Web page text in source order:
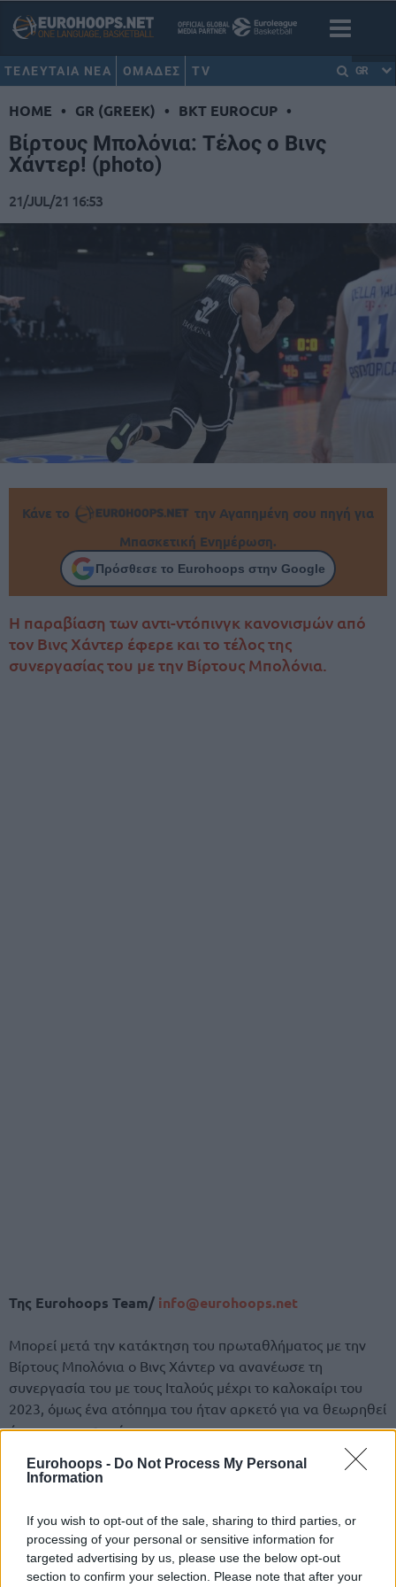
Eurohoops - Do Not Process My Personal
Information
If you wish to opt-out of the sale, sharing to third parties, or
processing of your personal or sensitive information for
targeted advertising by us, please use the below opt-out
section to confirm your selection. Please note that after your
ΤΕΛΕΥΤΑΙΑ ΝΕΑ ΟΜΑΔΕΣ TV GR
HOME • GR (GREEK) • BKT EUROCUP •
Βίρτους Μπολόνια: Τέλος ο Βινς
Χάντερ! (photo)
21/JUL/21 16:53
Κάνε το
την Αγαπημένη σου πηγή για
Μπασκετική Ενημέρωση.
Πρόσθεσε το Eurohoops στην Google
Η παραβίαση των αντι-ντόπινγκ κανονισμών από
τον Βινς Χάντερ έφερε και το τέλος της
συνεργασίας του με την Βίρτους Μπολόνια.
Της Eurohoops Team/ info@eurohoops.net
Μπορεί μετά την κατάκτηση του πρωταθλήματος με την
Βίρτους Μπολόνια ο Βινς Χάντερ να ανανέωσε τη
συνεργασία του με τους Ιταλούς μέχρι το καλοκαίρι του
2023, όμως ένα ατόπημα του ήταν αρκετό για να θεωρηθεί
άκυρη η συμφωνία.
Στις 5 Ιουλίου ανακοινώθηκεπως ο Αμερικανός σέντερ
μαριχουάνας και σήμερα (21/7) η διοίκηση της Μπολόνια
ανακοίνωσε πως για αυτό το λόγο δεν θα συνεχίσει στην
ομάδα και είναι ελεύθερος πλέον ξανά στη μεταγραφική
αγορά!